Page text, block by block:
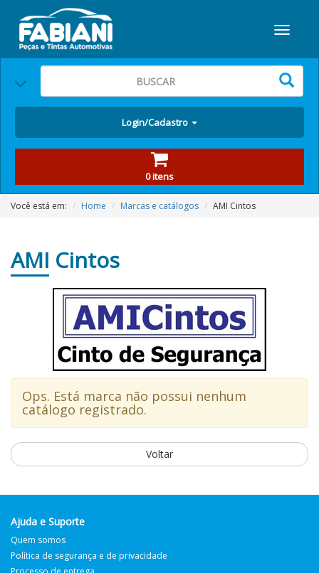
Login/Cadastro
0 itens
Você está em: Home Marcas e catálogos AMI Cintos
AMI Cintos
Ops. Está marca não possui nenhum
catálogo registrado.
Voltar
Ajuda e Suporte
Quem somos
Política de segurança e de privacidade